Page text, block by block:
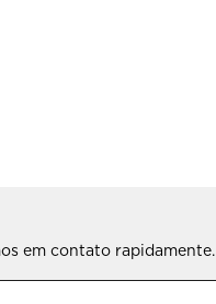
em contato rapidamente.